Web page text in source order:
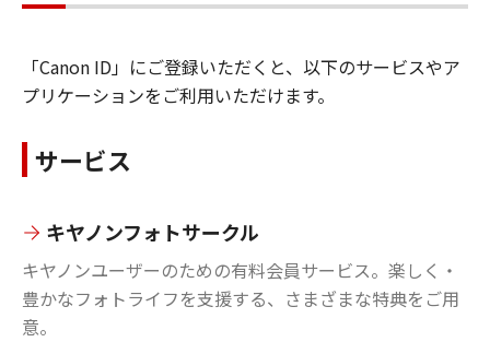
「Canon ID」にご登録いただくと、以下のサービスやア
プリケーションをご利用いただけます。
サービス
キヤノンフォトサークル
キヤノンユーザーのための有料会員サービス。楽しく・
豊かなフォトライフを支援する、さまざまな特典をご用
意。